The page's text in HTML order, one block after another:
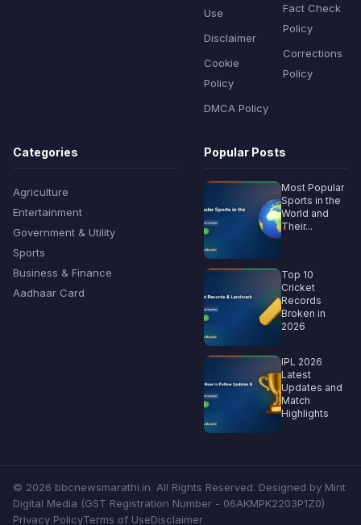
Use
Disclaimer
Cookie
Policy
DMCA Policy
Fact Check
Policy
Corrections
Policy
Categories
Agriculture
Entertainment
Government & Utility
Sports
Business & Finance
Aadhaar Card
Popular Posts
Most Popular
Sports in the
World and
Their...
Top 10
Cricket
Records
Broken in
2026
IPL 2026
Latest
Updates and
Match
Highlights
© 2026 bbcnewsmarathi.in. All Rights Reserved. Designed by Mint
Digital Media (GST Registration Number - 06AKMPK2203P1Z0)
Privacy PolicyTerms of UseDisclaimer